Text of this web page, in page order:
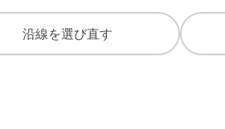
沿線を選び直す